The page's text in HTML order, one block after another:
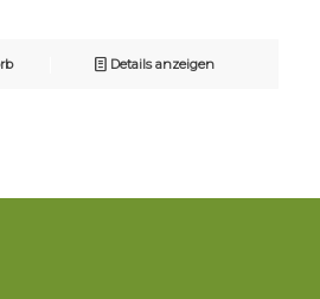
Details anzeigen